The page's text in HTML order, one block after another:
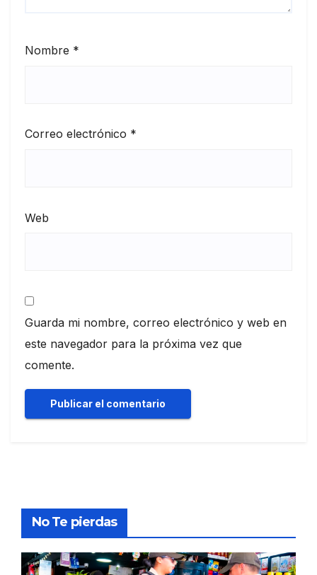
Nombre *
Correo electrónico *
Web
Guarda mi nombre, correo electrónico y web en
este navegador para la próxima vez que
comente.
No Te pierdas